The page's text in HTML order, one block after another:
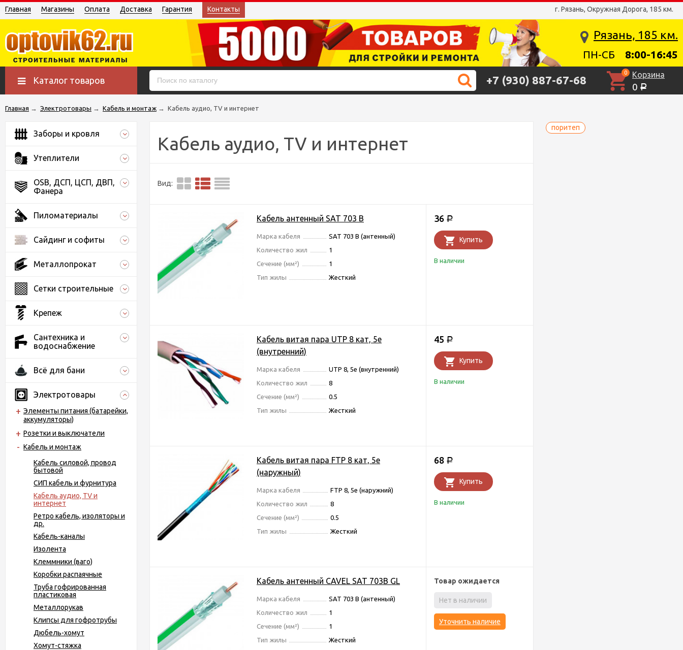
г. Рязань, Окружная Дорога, 185 км.
Главная Магазины Оплата Доставка Гарантия Контакты
Рязань, 185 км.
ПН-СБ 8:00-16:45
Каталог товаров +7 (930) 887-67-68
0 Корзина
0 Р
Главная → Электротовары → Кабель и монтаж → Кабель аудио, TV и интернет
поритеп
Заборы и кровля
Утеплители
OSB, ДСП, ЦСП, ДВП,
Фанера
Пиломатериалы
Сайдинг и софиты
Металлопрокат
Сетки строительные
Крепеж
Сантехника и
водоснабжение
Всё для бани
Электротовары
Элементы питания (батарейки,
аккумуляторы)
Розетки и выключатели
Кабель и монтаж
Кабель силовой, провод
бытовой
СИП кабель и фурнитура
Кабель аудио, TV и
интернет
Ретро кабель, изоляторы и
др.
Кабель-каналы
Изолента
Клеммники (ваго)
Коробки распаячные
Труба гофрированная
пластиковая
Металлорукав
Клипсы для гофротрубы
Дюбель-хомут
Хомут-стяжка
Кабель аудио, TV и интернет
Вид:
Кабель антенный SAT 703 В
Марка кабеля
SAT 703 B (антенный)
Количество жил
1
Сечение (мм²)
1
Тип жилы
Жесткий
36 Р
Купить
В наличии
Кабель витая пара UTP 8 кат, 5е
(внутренний)
Марка кабеля
UTP 8, 5e (внутренний)
Количество жил
8
Сечение (мм²)
0.5
Тип жилы
Жесткий
45 Р
Купить
В наличии
Кабель витая пара FTP 8 кат, 5е
(наружный)
Марка кабеля
FTP 8, 5e (наружний)
Количество жил
8
Сечение (мм²)
0.5
Тип жилы
Жесткий
68 Р
Купить
В наличии
Кабель антенный CAVEL SAT 703В GL
Марка кабеля
SAT 703 B (антенный)
Количество жил
1
Сечение (мм²)
1
Тип жилы
Жесткий
Товар ожидается
Нет в наличии
Уточнить наличие